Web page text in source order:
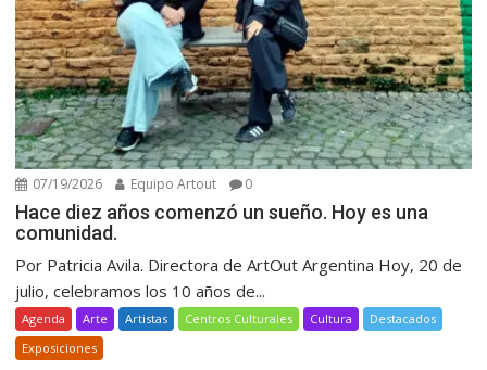
07/19/2026 Equipo Artout 0
Hace diez años comenzó un sueño. Hoy es una
comunidad.
Por Patricia Avila. Directora de ArtOut Argentina Hoy, 20 de
julio, celebramos los 10 años de...
Agenda Arte Artistas Centros Culturales Cultura
Destacados
Exposiciones